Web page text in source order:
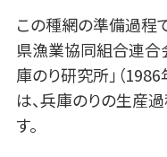
この種網の準備過程
県漁業協同組合連合
庫のり研究所」（1986
は、兵庫のりの生産
す。